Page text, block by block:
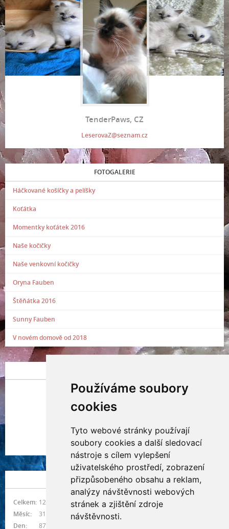
Používáme soubory
cookies
Tyto webové stránky používají
soubory cookies a další sledovací
nástroje s cílem vylepšení
uživatelského prostředí, zobrazení
přizpůsobeného obsahu a reklam,
analýzy návštěvnosti webových
stránek a zjištění zdroje
návštěvnosti.
TenderPaws, CZ
LeserovaZ@seznam.cz
FOTOGALERIE
Háčkované košíčky a pelíšky
Koťátka
Momentky koťátek 2016
Naše kočičky
Naše venkovní kočičky
Oryna Fauben
Štěňátka 2016
Sunny Fauben
V novém domově od 2018
Indianna Ryve
Nostra, CZ
NÁVŠTĚVNOST
Celkem: 1214925
Měsíc:
31351
Den:
876